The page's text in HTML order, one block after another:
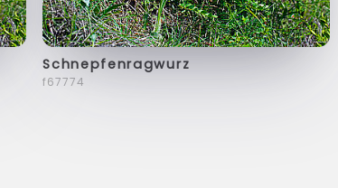
Schnepfenragwurz
f67774